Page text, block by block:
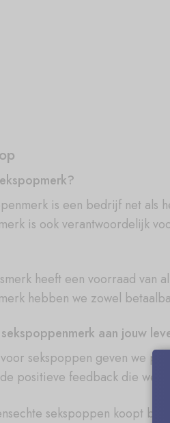
is een bedrijf net
is ook verantwoordelijk
heeft een voorraad
hebben we zowel
aan jouw
sekspoppen geven we
positieve feedback die we
sekspoppen koopt